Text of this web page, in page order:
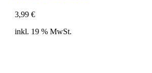
3,99 €
inkl. 19 % MwSt.